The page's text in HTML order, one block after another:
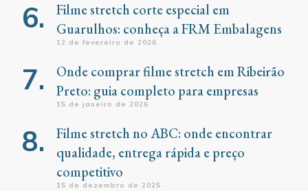
Filme stretch corte especial em
Guarulhos: conheça a FRM Embalagens
12 de fevereiro de 2026
Onde comprar filme stretch em Ribeirão
Preto: guia completo para empresas
15 de janeiro de 2026
Filme stretch no ABC: onde encontrar
qualidade, entrega rápida e preço
competitivo
15 de dezembro de 2025